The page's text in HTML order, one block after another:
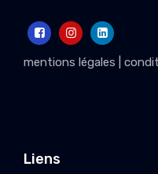
mentions légales
Liens